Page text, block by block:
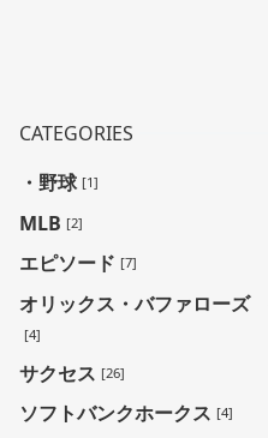
CATEGORIES
・野球 [1]
MLB [2]
エピソード [7]
オリックス・バファローズ
[4]
サクセス [26]
ソフトバンクホークス [4]